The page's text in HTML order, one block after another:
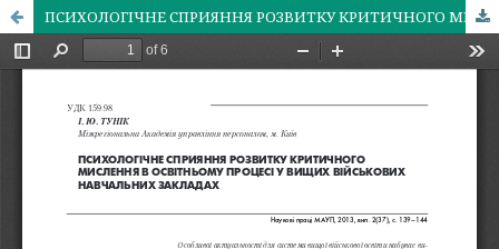
ПСИХОЛОГІЧНЕ СПРИЯННЯ РОЗВИТКУ КРИТИЧНОГО МИСЛЕННЯ В ОСВІТНЬОМУ ПРОЦЕСІ У ВИЩИХ ВІЙСЬКОВИХ НАВЧАЛЬНИХ ЗАКЛАДАХ